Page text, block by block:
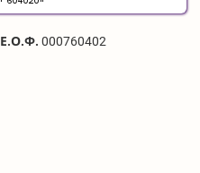
Ε.Ο.Φ. 000760402